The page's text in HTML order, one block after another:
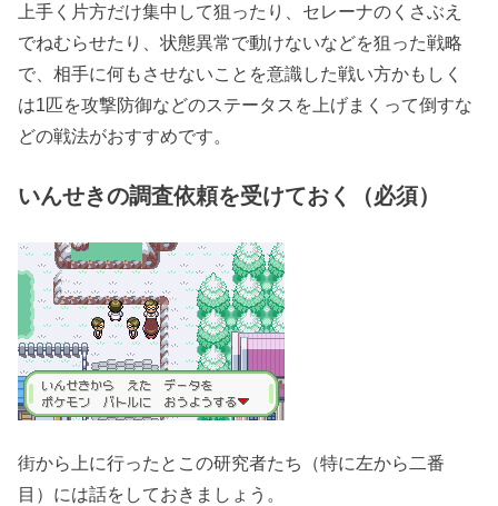
上手く片方だけ集中して狙ったり、セレーナのくさぶえ
でねむらせたり、状態異常で動けないなどを狙った戦略
で、相手に何もさせないことを意識した戦い方かもしく
は1匹を攻撃防御などのステータスを上げまくって倒すな
どの戦法がおすすめです。
いんせきの調査依頼を受けておく（必須）
街から上に行ったとこの研究者たち（特に左から二番
目）には話をしておきましょう。